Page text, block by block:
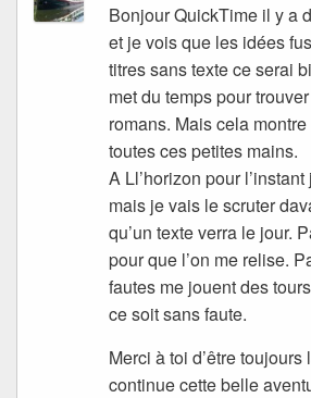
Bonjour QuickTime il y a
et je vois que les idées
titres sans texte ce serai
met du temps pour
romans. Mais cela
toutes ces petites mains.
A Ll’horizon pour
mais je vais le scruter
qu’un texte verra le jour.
pour que l’on me relise.
fautes me jouent des
ce soit sans faute.
Merci à toi d’être toujours
continue cette belle